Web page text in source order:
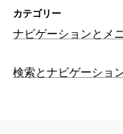
カテゴリー
ナビゲーションとメ
ブラウジング
検索とナビゲーショ